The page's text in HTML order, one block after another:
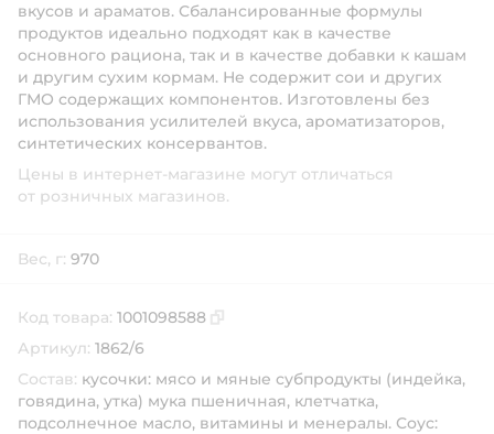
вкусов и араматов. Сбалансированные формулы
продуктов идеально подходят как в качестве
основного рациона, так и в качестве добавки к кашам
и другим сухим кормам. Не содержит сои и других
ГМО содержащих компонентов. Изготовлены без
использования усилителей вкуса, ароматизаторов,
синтетических консервантов.
Цены в интернет-магазине могут отличаться
от розничных магазинов.
Вес, г: 970
Код товара: 1001098588
Артикул: 1862/6
Состав: кусочки: мясо и мяные субпродукты (индейка,
говядина, утка) мука пшеничная, клетчатка,
подсолнечное масло, витамины и менералы. Соус: